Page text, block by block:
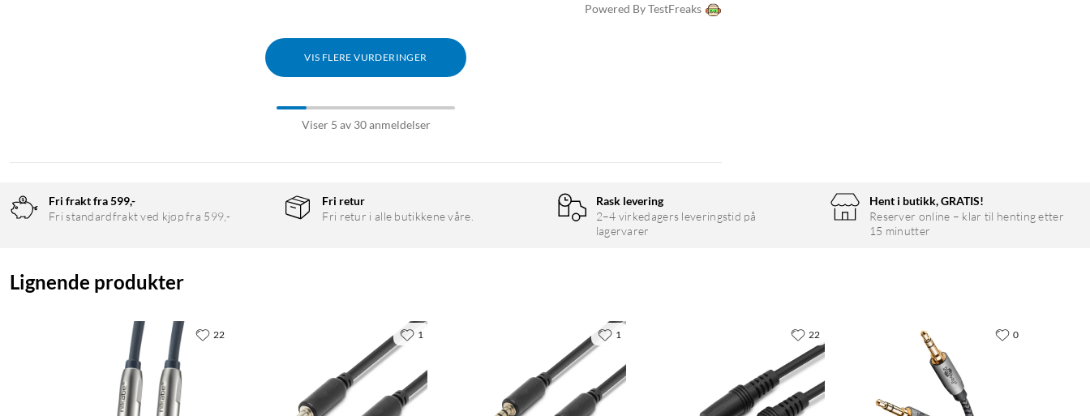
Powered By TestFreaks
VIS FLERE VURDERINGER
Viser 5 av 30 anmeldelser
Fri frakt fra 599,-
Fri standardfrakt ved kjøp fra 599,-
Fri retur
Fri retur i alle butikkene våre.
Rask levering
2–4 virkedagers leveringstid på
lagervarer
Hent i butikk, GRATIS!
Reserver online – klar til henting etter
15 minutter
Lignende produkter
22 1 1 22 0